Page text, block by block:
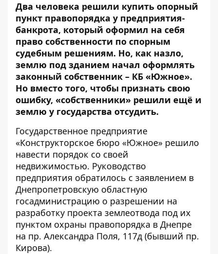
Два человека решили купить опорный
пункт правопорядка у предприятия-
банкрота, который оформил на себя
право собственности по спорным
судебным решениям. Но, как назло,
землю под зданием начал оформлять
законный собственник – КБ «Южное».
Но вместо того, чтобы признать свою
ошибку, «собственники» решили ещё и
землю у государства отсудить.
Государственное предприятие
«Конструкторское бюро «Южное» решило
навести порядок со своей
недвижимостью. Руководство
предприятия обратилось с заявлением в
Днепропетровскую областную
госадминистрацию о разрешении на
разработку проекта землеотвода под их
пунктом охраны правопорядка в Днепре
на пр. Александра Поля, 117д (бывший пр.
Кирова).